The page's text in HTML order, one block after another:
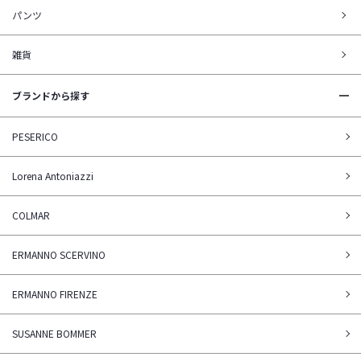
パンツ
雑貨
ブランドから探す
PESERICO
Lorena Antoniazzi
COLMAR
ERMANNO SCERVINO
ERMANNO FIRENZE
SUSANNE BOMMER